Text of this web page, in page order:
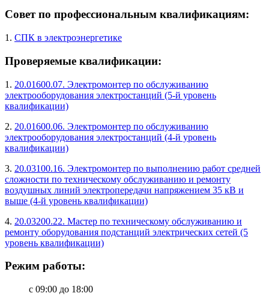
Совет по профессиональным квалификациям:
1. СПК в электроэнергетике
Проверяемые квалификации:
1. 20.01600.07. Электромонтер по обслуживанию
электрооборудования электростанций (5-й уровень
квалификации)
2. 20.01600.06. Электромонтер по обслуживанию
электрооборудования электростанций (4-й уровень
квалификации)
3. 20.03100.16. Электромонтер по выполнению работ средней
сложности по техническому обслуживанию и ремонту
воздушных линий электропередачи напряжением 35 кВ и
выше (4-й уровень квалификации)
4. 20.03200.22. Мастер по техническому обслуживанию и
ремонту оборудования подстанций электрических сетей (5
уровень квалификации)
Режим работы:
с 09:00 до 18:00